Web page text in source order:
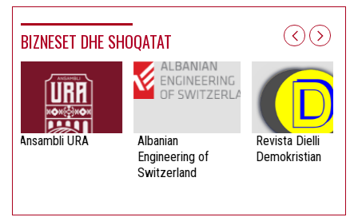
BIZNESET DHE SHOQATAT
Ansambli URA
Albanian
Engineering of
Switzerland
Revista Dielli
Demokristian